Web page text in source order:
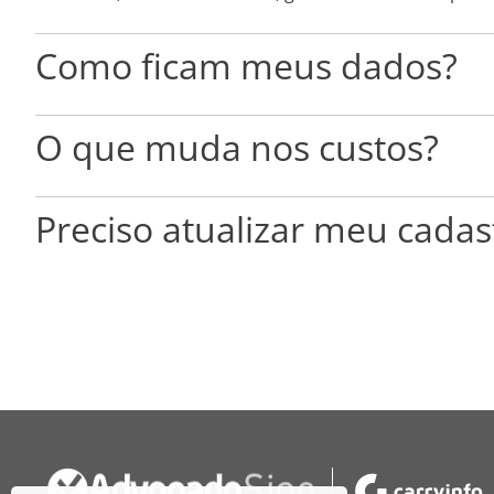
Como ficam meus dados?
O que muda nos custos?
Preciso atualizar meu